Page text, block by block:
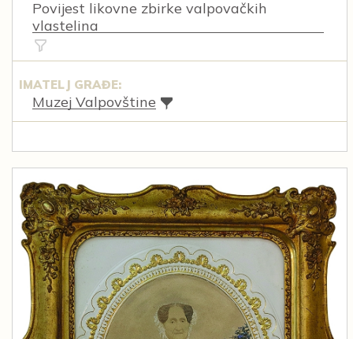
Povijest likovne zbirke valpovačkih
vlastelina
IMATELJ GRAĐE:
Muzej Valpovštine